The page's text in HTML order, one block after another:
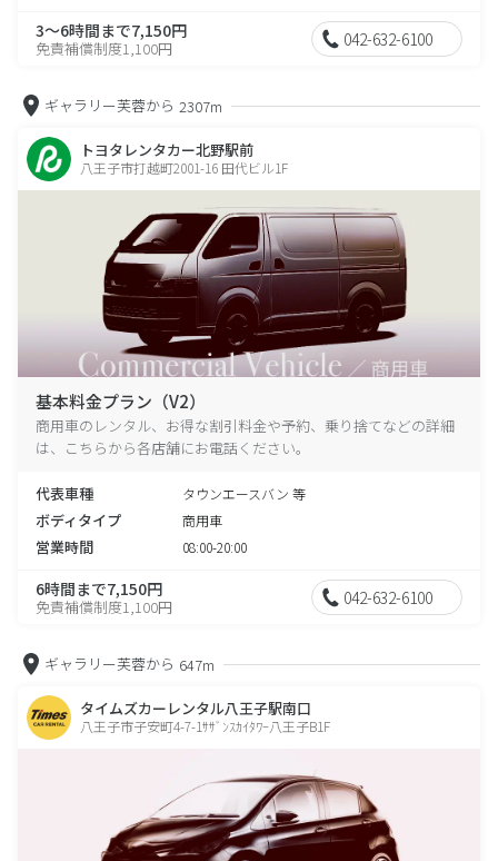
3～6時間まで7,150円
免責補償制度1,100円 042-632-6100
ギャラリー芙蓉から 2307m
トヨタレンタカー北野駅前
八王子市打越町2001-16 田代ビル1F
基本料金プラン（V2）
商用車のレンタル、お得な割引料金や予約、乗り捨てなどの詳細
は、こちらから各店舗にお電話ください。
代表車種 タウンエースバン 等
ボディタイプ 商用車
営業時間 08:00-20:00
6時間まで7,150円
免責補償制度1,100円 042-632-6100
ギャラリー芙蓉から 647m
タイムズカーレンタル八王子駅南口
八王子市子安町4-7-1ｻｻﾞﾝｽｶｲﾀﾜｰ八王子B1F